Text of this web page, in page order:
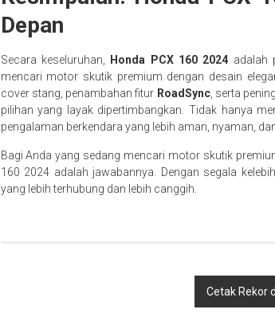
Depan
Secara keseluruhan, Honda PCX 160 2024 adalah
mencari motor skutik premium dengan desain
cover stang, penambahan fitur RoadSync, serta
pilihan yang layak dipertimbangkan. Tidak hanya
pengalaman berkendara yang lebih aman, nyaman,
Bagi Anda yang sedang mencari motor skutik
160 2024 adalah jawabannya. Dengan segala
yang lebih terhubung dan lebih canggih.
Cetak Rekor